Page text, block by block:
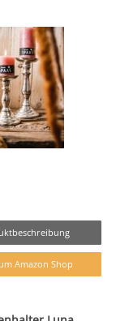
Amazon Shop